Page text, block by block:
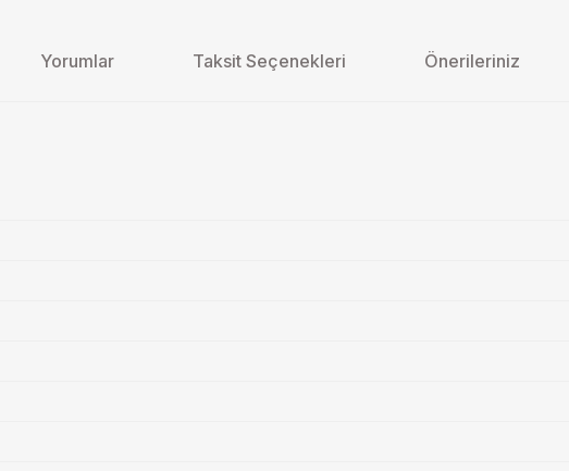
Yorumlar Taksit Seçenekleri Önerileriniz